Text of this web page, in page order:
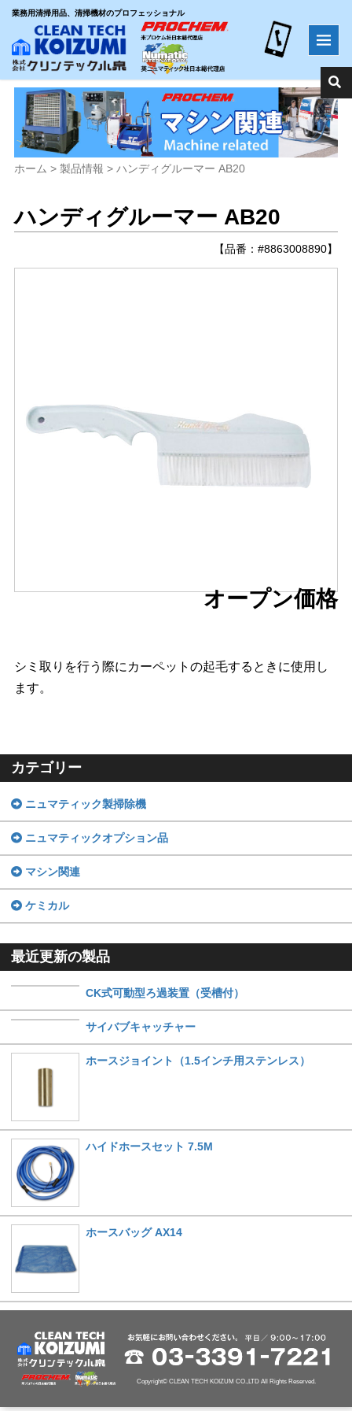
業務用清掃用品、清掃機材のプロフェッショナル
ホーム > 製品情報 > ハンディグルーマー AB20
ハンディグルーマー AB20
【品番：#8863008890】
オープン価格
シミ取りを行う際にカーペットの起毛するときに使用し
ます。
カテゴリー
ニュマティック製掃除機
ニュマティックオプション品
マシン関連
ケミカル
最近更新の製品
CK式可動型ろ過装置（受槽付）
サイバブキャッチャー
ホースジョイント（1.5インチ用ステンレス）
ハイドホースセット 7.5M
ホースバッグ AX14
Copyright© CLEAN TECH KOIZUM CO.,LTD All Rights Reserved.